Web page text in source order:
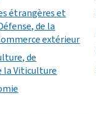
étrangères et
de la
extérieur
de
la Viticulture